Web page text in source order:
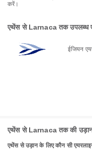
करें।
एथेंस से Larnaca तक उपलब्ध
ईजियन
एथेंस से Larnaca तक की उड़ान
एथेंस से उड़ान के लिए कौन सी